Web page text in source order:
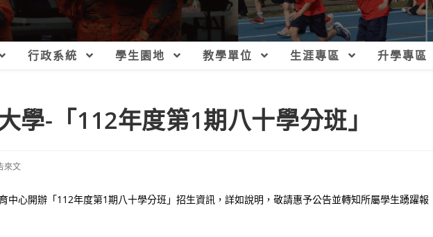
行政系統 學生園地 教學單位 生涯專區 升學專區
學-「112年度第1期八十學分班」
來文
中心開辦「112年度第1期八十學分班」招生資訊，詳如說明，敬請惠予公告並轉知所屬學生踴躍報